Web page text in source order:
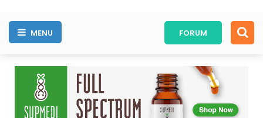
MENU FORUM